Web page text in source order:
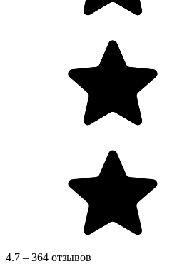
4.7 – 364 отзывов